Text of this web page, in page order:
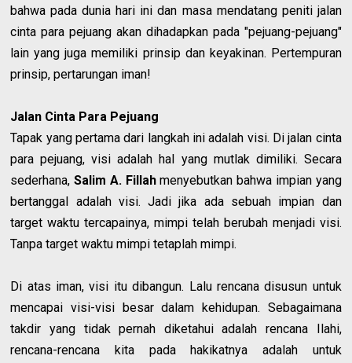
bahwa pada dunia hari ini dan masa mendatang peniti jalan
cinta para pejuang akan dihadapkan pada "pejuang-pejuang"
lain yang juga memiliki prinsip dan keyakinan. Pertempuran
prinsip, pertarungan iman!
Jalan Cinta Para Pejuang
Tapak yang pertama dari langkah ini adalah visi. Di jalan cinta
para pejuang, visi adalah hal yang mutlak dimiliki. Secara
sederhana,Salim A. Fillahmenyebutkan bahwa impian yang
bertanggal adalah visi. Jadi jika ada sebuah impian dan
target waktu tercapainya, mimpi telah berubah menjadi visi.
Tanpa target waktu mimpi tetaplah mimpi.
Di atas iman, visi itu dibangun. Lalu rencana disusun untuk
mencapai visi-visi besar dalam kehidupan. Sebagaimana
takdir yang tidak pernah diketahui adalah rencana Ilahi,
rencana-rencana kita pada hakikatnya adalah untuk